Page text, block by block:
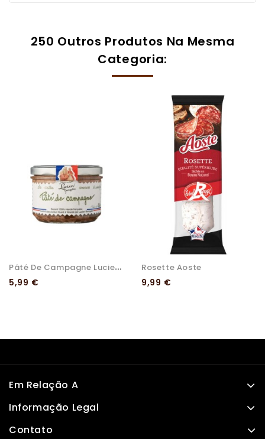
250 Outros Produtos Na Mesma
Categoria:
P
Âté De Campagne Lucien...
Preço
5,99 €
Rosette Aoste
Preço
9,99 €
Em Relação A
Informação Legal
Contato